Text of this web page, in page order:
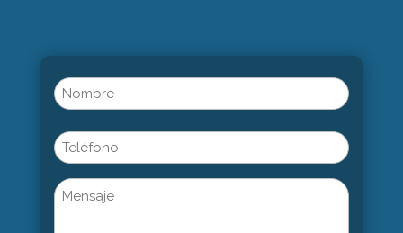
Name
(Obligatorio)
Phone
Untitled